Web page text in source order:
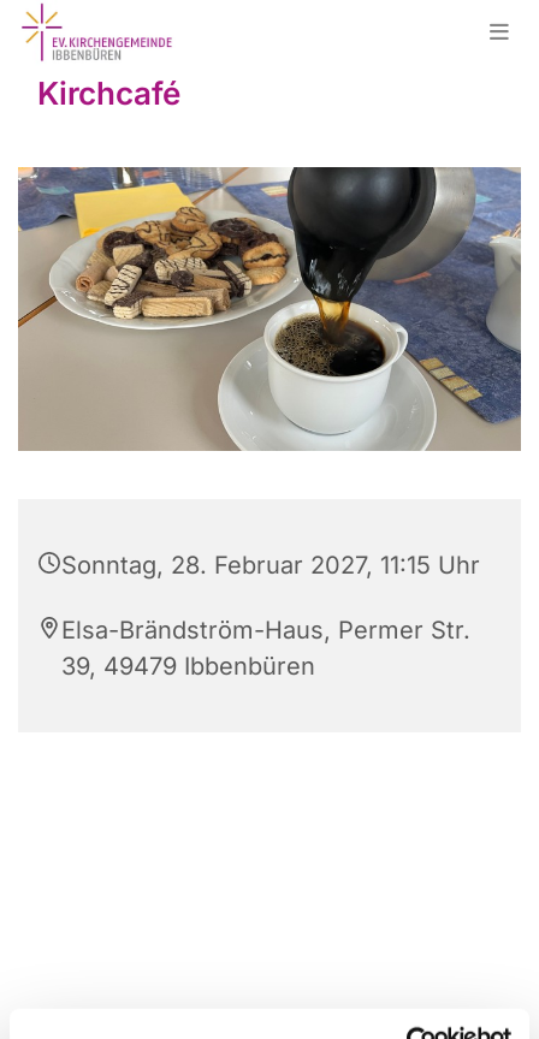
Kirchcafé
Sonntag, 28. Februar 2027, 11:15 Uhr
Elsa-Brändström-Haus, Permer Str.
39, 49479 Ibbenbüren